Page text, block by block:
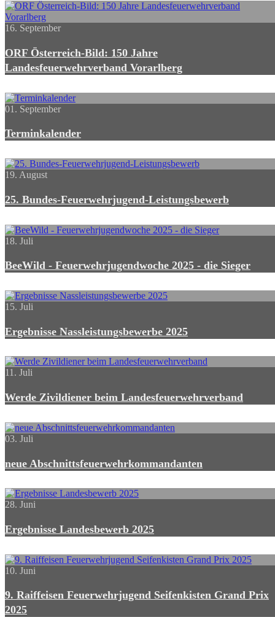
16. September
ORF Österreich-Bild: 150 Jahre
Landesfeuerwehrverband Vorarlberg
01. September
Terminkalender
19. August
25. Bundes-Feuerwehrjugend-Leistungsbewerb
18. Juli
BeeWild - Feuerwehrjugendwoche 2025 - die Sieger
15. Juli
Ergebnisse Nassleistungsbewerbe 2025
11. Juli
Werde Zivildiener beim Landesfeuerwehrverband
03. Juli
neue Abschnittsfeuerwehrkommandanten
28. Juni
Ergebnisse Landesbewerb 2025
10. Juni
9. Raiffeisen Feuerwehrjugend Seifenkisten Grand Prix
2025